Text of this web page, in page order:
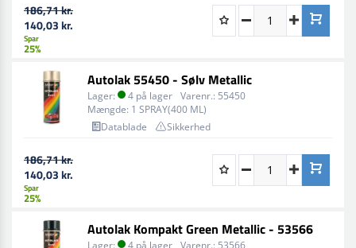
186,71 kr.
140,03 kr.
Spar
25%
Autolak 55450 - Sølv Metallic
Lager: 4 på lager Varenr.: 55450
Mængde: 1 SPRAY(400 ML)
Datablade
Sikkerhed
186,71 kr.
140,03 kr.
Spar
25%
Autolak Kompakt Green Metallic - 53566
Lager: 4 på lager Varenr.: 53566